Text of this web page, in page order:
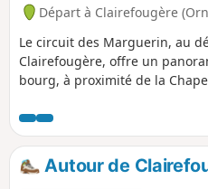
Départ à Clairefougère
Le circuit des Marguerin, au
Clairefougère, offre un
bourg, à proximité de la
Autour de